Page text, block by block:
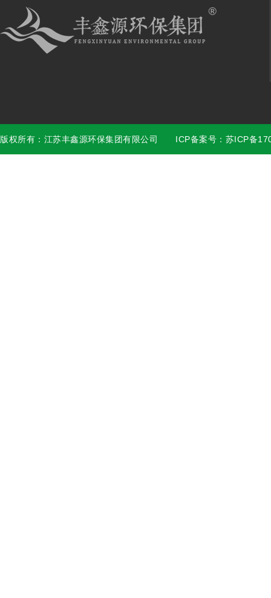
版权所有：江苏丰鑫源环保集团有限公司 ICP备案号：苏ICP备